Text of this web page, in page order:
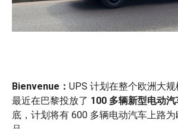
Bienvenue： UPS 计划在整个欧洲大规
最近在巴黎投放了 100 多辆新型电动汽
底，计划将有 600 多辆电动汽车上路